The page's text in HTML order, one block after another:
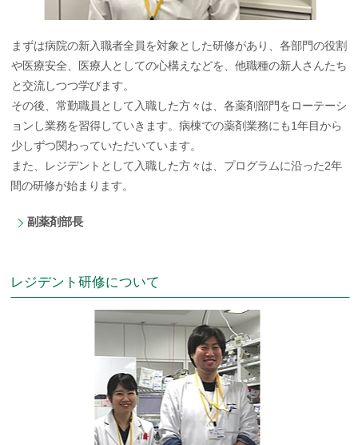
まずは病院の新入職者全員を対象とした研修があり、各部門の役割
や医療安全、医療人としての心構えなどを、他職種の新人さんたち
と交流しつつ学びます。
その後、常勤職員として入職した方々は、各薬剤部門をローテーシ
ョンし業務を習得していきます。病棟での薬剤業務にも1年目から
少しずつ関わっていただいています。
また、レジデントとして入職した方々は、プログラムに沿った2年
間の研修が始まります。
副薬剤部長
レジデント研修について